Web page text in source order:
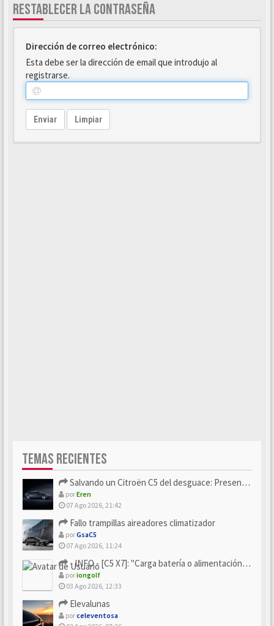
RESTABLECER LA CONTRASEÑA
Dirección de correo electrónico:
Esta debe ser la dirección de email que introdujo al
registrarse.
Enviar Limpiar
TEMAS RECIENTES
Salvando un Citroën C5 del desguace: Presentación y seguimiento
porEren
07 Ago 2026, 21:42
Fallo trampillas aireadores climatizador
porGsaC5
07 Ago 2026, 11:24
- INFO - [C5 X7]: "Carga batería o alimentación eléctri...
poriongolf
03 Ago 2026, 12:33
Elevalunas
porceleventosa